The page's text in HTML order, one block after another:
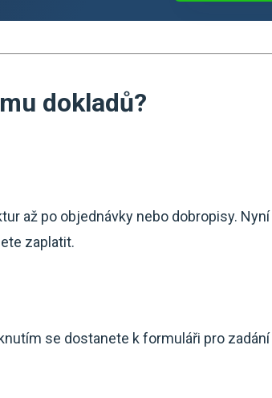
dokladů?
až po objednávky nebo dobropisy. Nyní
zaplatit.
se dostanete k formuláři pro zadání